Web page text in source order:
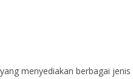
menyediakan berbagai jenis